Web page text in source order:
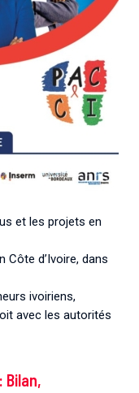
et les projets en
d’Ivoire, dans
ivoiriens,
avec les autorités
Bilan,